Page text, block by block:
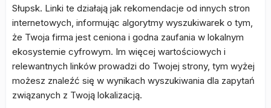
Słupsk. Linki te działają jak rekomendacje od innych stron
internetowych, informując algorytmy wyszukiwarek o tym,
że Twoja firma jest ceniona i godna zaufania w lokalnym
ekosystemie cyfrowym. Im więcej wartościowych i
relewantnych linków prowadzi do Twojej strony, tym wyżej
możesz znaleźć się w wynikach wyszukiwania dla zapytań
związanych z Twoją lokalizacją.